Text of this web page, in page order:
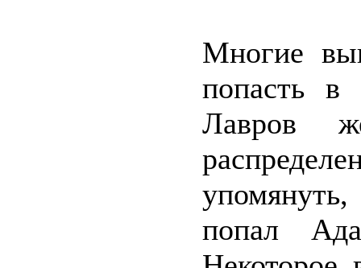
Многие
попасть в
Лавров
попал